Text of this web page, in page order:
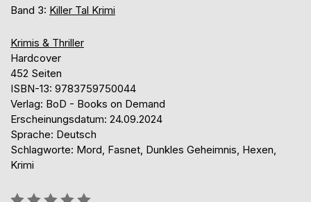
Band 3: Killer Tal Krimi
Krimis & Thriller
Hardcover
452 Seiten
ISBN-13: 9783759750044
Verlag: BoD - Books on Demand
Erscheinungsdatum: 24.09.2024
Sprache: Deutsch
Schlagworte: Mord, Fasnet, Dunkles Geheimnis, Hexen,
Krimi
Bewertung::